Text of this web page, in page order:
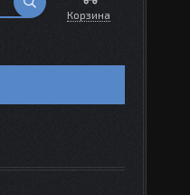
Корзина